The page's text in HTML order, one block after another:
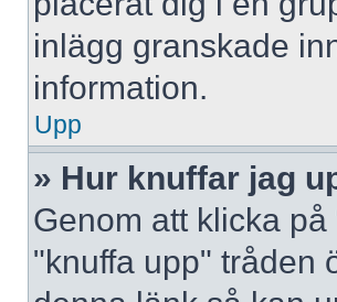
inlägg granskade
information.
Upp
» Hur knuffar jag
Genom att klicka på
"knuffa upp" tråden